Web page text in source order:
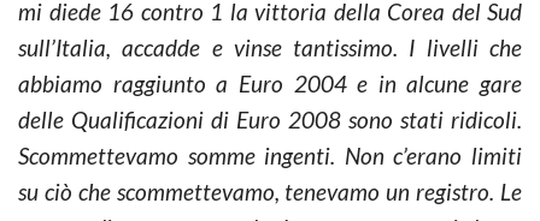
mi diede 16 contro 1 la vittoria della Corea del Sud
sull’Italia, accadde e vinse tantissimo. I livelli che
abbiamo raggiunto a Euro 2004 e in alcune gare
delle Qualificazioni di Euro 2008 sono stati ridicoli.
Scommettevamo somme ingenti. Non c’erano limiti
su ciò che scommettevamo, tenevamo un registro. Le